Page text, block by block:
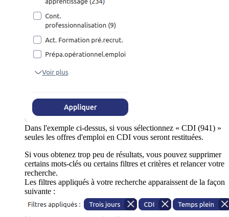
Dans l'exemple ci-dessus, si vous sélectionnez « CDI (941) »
seules les offres d'emploi en CDI vous seront restituées.
Si vous obtenez trop peu de résultats, vous pouvez supprimer
certains mots-clés ou certains filtres et critères et relancer votre
recherche.
Les filtres appliqués à votre recherche apparaissent de la façon
suivante :